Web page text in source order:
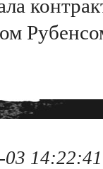
14:22:41